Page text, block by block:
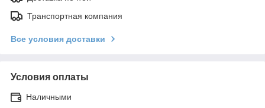
Транспортная компания
Все условия доставки
Условия оплаты
Наличными